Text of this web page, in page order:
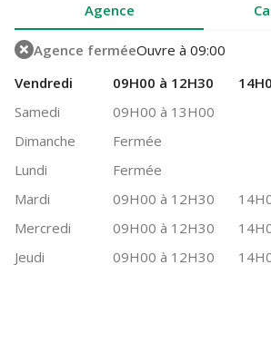
Agence
Agence ferméeOuvre à 09:00
Vendredi
09H00 à 12H30
Samedi
09H00 à 13H00
Dimanche
Fermée
Lundi
Fermée
Mardi
09H00 à 12H30
Mercredi
09H00 à 12H30
Jeudi
09H00 à 12H30